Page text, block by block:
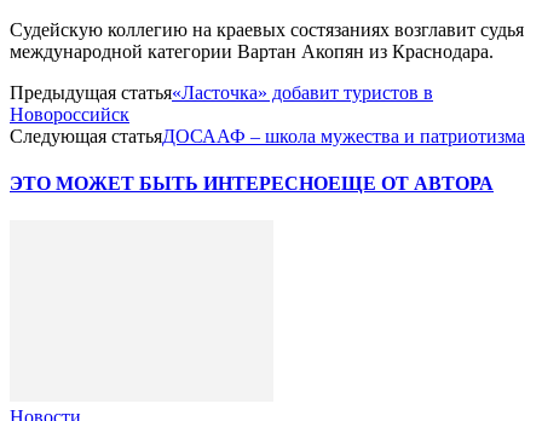
Судейскую коллегию на краевых состязаниях возглавит судья
международной категории Вартан Акопян из Краснодара.
Предыдущая статья«Ласточка» добавит туристов в
Новороссийск
Следующая статьяДОСААФ – школа мужества и патриотизма
ЭТО МОЖЕТ БЫТЬ ИНТЕРЕСНОЕЩЕ ОТ АВТОРА